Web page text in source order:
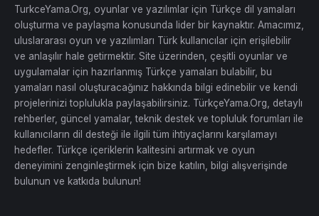
TurkceYama.Org, oyunlar ve yazılımlar için Türkçe dil yamaları
oluşturma ve paylaşma konusunda lider bir kaynaktır. Amacımız,
uluslararası oyun ve yazılımları Türk kullanıcılar için erişilebilir
ve anlaşılır hale getirmektir. Site üzerinden, çeşitli oyunlar ve
uygulamalar için hazırlanmış Türkçe yamaları bulabilir, bu
yamaları nasıl oluşturacağınız hakkında bilgi edinebilir ve kendi
projelerinizi toplulukla paylaşabilirsiniz. TürkçeYama.Org, detaylı
rehberler, güncel yamalar, teknik destek ve topluluk forumları ile
kullanıcıların dil desteği ile ilgili tüm ihtiyaçlarını karşılamayı
hedefler. Türkçe içeriklerin kalitesini artırmak ve oyun
deneyimini zenginleştirmek için bize katılın, bilgi alışverişinde
bulunun ve katkıda bulunun!